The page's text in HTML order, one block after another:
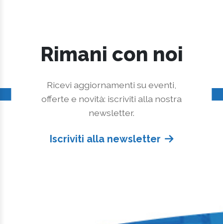
Rimani con noi
Ricevi aggiornamenti su eventi,
offerte e novità: iscriviti alla nostra
newsletter.
Iscriviti alla newsletter